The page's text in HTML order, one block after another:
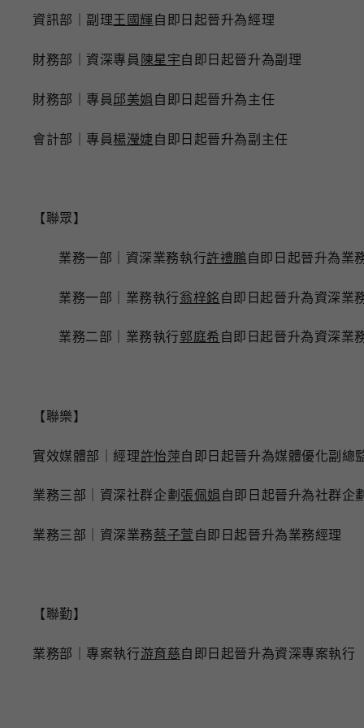
資訊部｜副理王國輝自即日起晉升為經理
財務部｜資深專員 陳星宇自即日起晉升為副理
財務部｜專員 邱美娟 自即日起晉升為主任
會計部｜專員楊瀅婕自即日起晉升為副主任
【聯眾】
業務一部｜資深業務執行許禮鵬自即日起晉升為業
業務一部｜業務執行翁梓銘 自即日起晉升為資深業
業務二部｜業務執行郭庭希 自即日起晉升為資深業
【聯樂】
實效媒體部｜經理許怡萍自即日起晉升為媒體優化副總
業務三部｜資深社群企劃 張佩娟 自即日起晉升為社群企
業務三部｜資深業務蔡子萱 自即日起晉升為業務經理
【聯勤】
業務部 ｜專案執行游育慈自即日起晉升為資深專案執行